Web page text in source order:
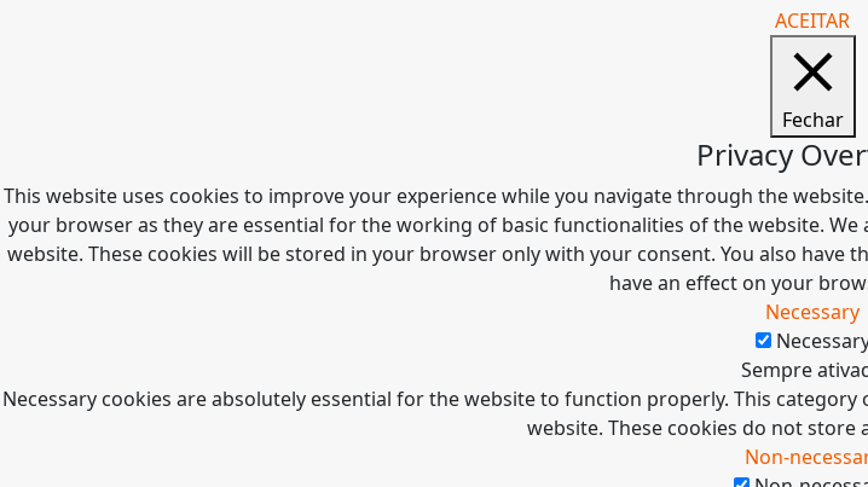
ACEITAR
Fechar
Privacy
This website uses cookies to improve your experience while you navigate through the
your browser as they are essential for the working of basic functionalities of the website.
website. These cookies will be stored in your browser only with your consent. You also
have an effect on your
Necessary
Sempre
Necessary cookies are absolutely essential for the website to function properly. This
website. These cookies do not
Non-